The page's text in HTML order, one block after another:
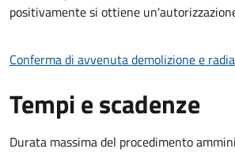
positivamente si ottiene
Conferma di avvenuta demolizione e
Tempi e scadenze
Durata massima del procedimento